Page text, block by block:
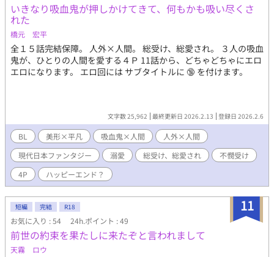
いきなり吸血鬼が押しかけてきて、何もかも吸い尽くさ
れた
橋元 宏平
全１５話完結保障。 人外×人間。 総受け、総愛され。 ３人の吸血
鬼が、ひとりの人間を愛する４Ｐ 11話から、どちゃどちゃにエロ
エロになります。 エロ回には サブタイトルに 🔞 を付けます。
文字数 25,962 最終更新日 2026.2.13 登録日 2026.2.6
BL 美形×平凡 吸血鬼×人間
人外×人間
現代日本ファンタジー
溺愛 総受け、総愛され
不憫受け
4P
ハッピーエンド？
11
短編 完結 R18
お気に入り : 54 24h.ポイント : 49
前世の約束を果たしに来たぞと言われまして
天霧 ロウ